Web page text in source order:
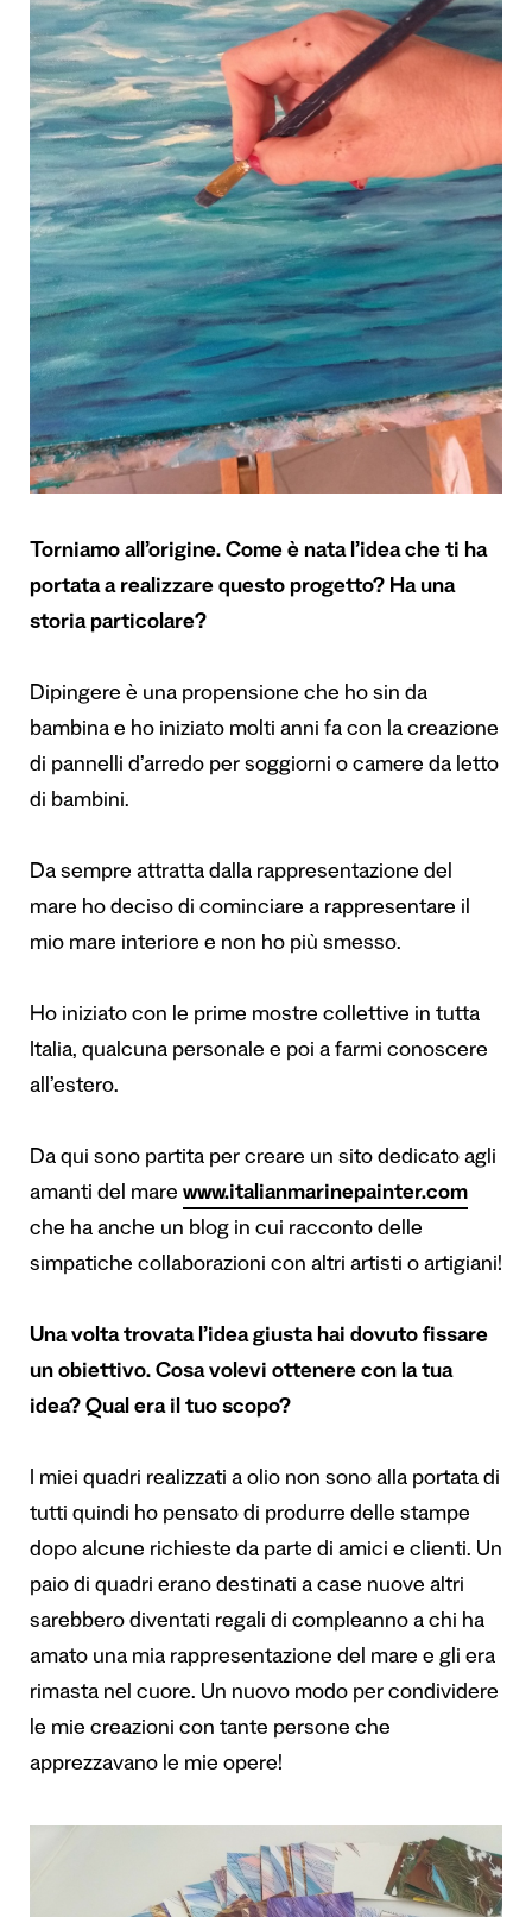
Torniamo all’origine. Come è nata l’idea che ti ha
portata a realizzare questo progetto? Ha una
storia particolare?
Dipingere è una propensione che ho sin da
bambina e ho iniziato molti anni fa con la creazione
di pannelli d’arredo per soggiorni o camere da letto
di bambini.
Da sempre attratta dalla rappresentazione del
mare ho deciso di cominciare a rappresentare il
mio mare interiore e non ho più smesso.
Ho iniziato con le prime mostre collettive in tutta
Italia, qualcuna personale e poi a farmi conoscere
all’estero.
Da qui sono partita per creare un sito dedicato agli
amanti del mare www.italianmarinepainter.com
che ha anche un blog in cui racconto delle
simpatiche collaborazioni con altri artisti o artigiani!
Una volta trovata l’idea giusta hai dovuto fissare
un obiettivo. Cosa volevi ottenere con la tua
idea? Qual era il tuo scopo?
I miei quadri realizzati a olio non sono alla portata di
tutti quindi ho pensato di produrre delle stampe
dopo alcune richieste da parte di amici e clienti. Un
paio di quadri erano destinati a case nuove altri
sarebbero diventati regali di compleanno a chi ha
amato una mia rappresentazione del mare e gli era
rimasta nel cuore. Un nuovo modo per condividere
le mie creazioni con tante persone che
apprezzavano le mie opere!